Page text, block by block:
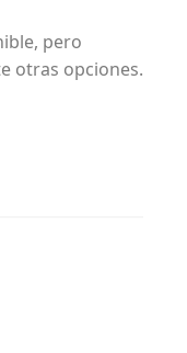
pero
otras opciones.